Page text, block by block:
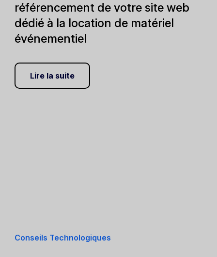
référencement de votre site web
dédié à la location de matériel
événementiel
Lire la suite
Conseils Technologiques